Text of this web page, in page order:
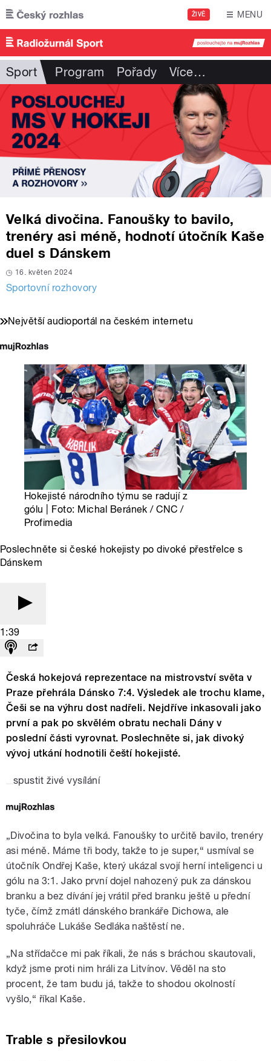
Přejít k hlavnímu obsahu
ŽIVĚ MENU
Sport Program Pořady Více…
Velká divočina. Fanoušky to bavilo,
trenéry asi méně, hodnotí útočník Kaše
duel s Dánskem
16. květen 2024
Sportovní rozhovory
Největší audioportál na českém internetu
Hokejisté národního týmu se radují z
gólu | Foto: Michal Beránek / CNC /
Profimedia
Poslechněte si české hokejisty po divoké přestřelce s
Dánskem
1:39
Česká hokejová reprezentace na mistrovství světa v
Praze přehrála Dánsko 7:4. Výsledek ale trochu klame,
Češi se na výhru dost nadřeli. Nejdříve inkasovali jako
první a pak po skvělém obratu nechali Dány v
poslední části vyrovnat. Poslechněte si, jak divoký
vývoj utkání hodnotili čeští hokejisté.
spustit živé vysílání
„Divočina to byla velká. Fanoušky to určitě bavilo, trenéry
asi méně. Máme tři body, takže to je super,“ usmíval se
útočník Ondřej Kaše, který ukázal svojí herní inteligenci u
gólu na 3:1. Jako první dojel nahozený puk za dánskou
branku a bez dívání jej vrátil před branku ještě u přední
tyče, čímž zmátl dánského brankáře Dichowa, ale
spoluhráče Lukáše Sedláka naštěstí ne.
„Na střídačce mi pak říkali, že nás s bráchou skautovali,
když jsme proti nim hráli za Litvínov. Věděl na sto
procent, že tam budu já, takže to shodou okolností
vyšlo,“ říkal Kaše.
Trable s přesilovkou